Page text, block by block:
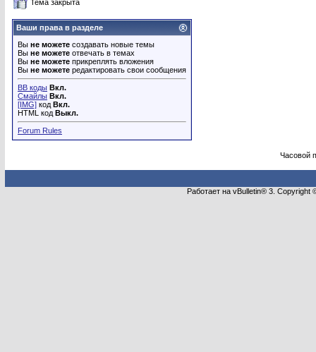
Тема закрыта
Ваши права в разделе
Вы не можете создавать новые темы
Вы не можете отвечать в темах
Вы не можете прикреплять вложения
Вы не можете редактировать свои сообщения
BB коды Вкл.
Смайлы Вкл.
[IMG] код Вкл.
HTML код Выкл.
Forum Rules
Часовой
Работает на vBulletin® 3.